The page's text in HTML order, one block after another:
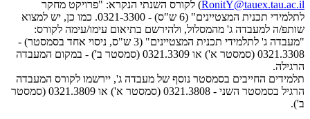
RonitY@tauex.tau.ac.il) לקורס השנתי הנקרא: "פרויקט מחקר
לתלמידי תכנית המצטיינים" (6 ש"ס) - 0321-3300. כמו כן, יש למצוא
שותפ/ה למעבדה ג' מהמסלול, ולהירשם בתיאום עימו/עימה לקורס:
"מעבדה ג' לתלמידי תכנית המצטיינים" (3 ש"ס, ניסוי אחד בסמסטר) -
0321.3308 (סמסטר א') או 0321.3309 (סמסטר ב') - במקום המעבדה
הרגילה.
תלמידים החייבים בסמסטר נוסף של מעבדה ג', יירשמו לקורס המעבדה
הרגיל בסמסטר השני - 0321.3808 (סמסטר א') או 0321.3809 (סמסטר
ב').